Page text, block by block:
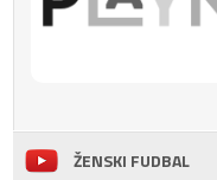
ŽENSKI FUDBAL